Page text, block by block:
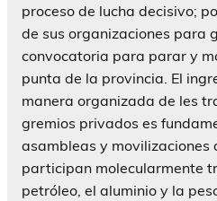
proceso de lucha decisivo;
de sus organizaciones para
convocatoria para parar y
punta de la provincia. El
manera organizada de les
gremios privados es
asambleas y movilizaciones
participan molecularmente
petróleo, el aluminio y la